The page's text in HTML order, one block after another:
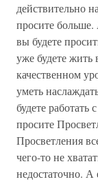
действительно
просите больше.
вы будете
уже будете
качественном
уметь
будете работать
просите
Просветления
чего-то не
недостаточно. А